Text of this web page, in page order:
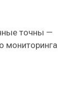
точны —
мониторинга